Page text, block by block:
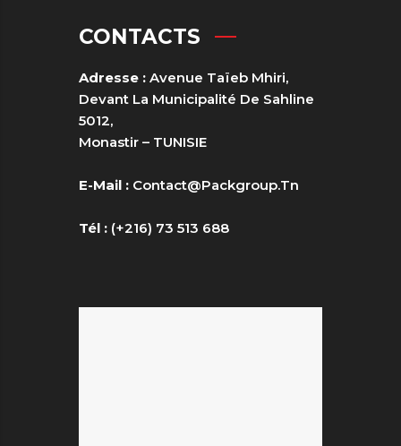
CONTACTS
Adresse : Avenue Taïeb Mhiri,
Devant La Municipalité De Sahline
5012,
Monastir – TUNISIE
E-Mail : Contact@packgroup.tn
Tél : (+216) 73 513 688